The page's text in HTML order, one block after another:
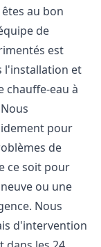
êtes au bon
de
est
l'installation et
chauffe-eau à
pour
de
ce soit pour
ou une
Nous
d'intervention